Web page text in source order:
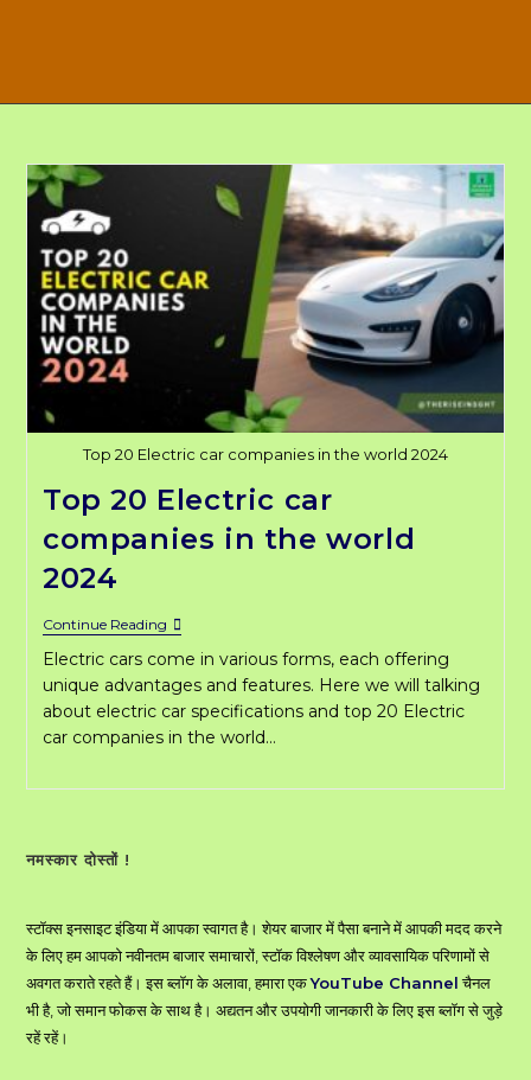
Top 20 Electric car companies in the world 2024
Top 20 Electric car
companies in the world
2024
Continue ReadingTop
Electric
Car
Companies
In
The
Electric cars come in various forms, each offering
unique advantages and features. Here we will talking
about electric car specifications and top 20 Electric
car companies in the world…
नमस्कार दोस्तों !
स्टॉक्स इनसाइट इंडिया में आपका स्वागत है। शेयर बाजार में पैसा बनाने में आपकी मदद करने
के लिए हम आपको नवीनतम बाजार समाचारों, स्टॉक विश्लेषण और व्यावसायिक परिणामों से
अवगत कराते रहते हैं। इस ब्लॉग के अलावा, हमारा एकYouTube Channelचैनल
भी है, जो समान फोकस के साथ है। अद्यतन और उपयोगी जानकारी के लिए इस ब्लॉग से जुड़े
रहें रहें।